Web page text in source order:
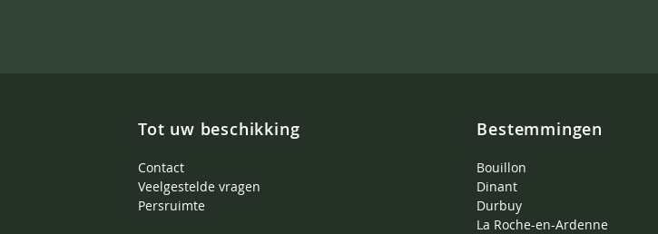
Tot uw beschikking
Contact
Veelgestelde vragen
Persruimte
Bestemmingen
Bouillon
Dinant
Durbuy
La Roche-en-Ardenne